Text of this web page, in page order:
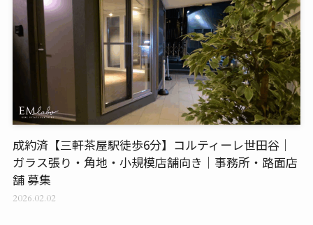
成約済【三軒茶屋駅徒歩6分】コルティーレ世田谷｜
ガラス張り・角地・小規模店舗向き｜事務所・路面店
舗 募集
2026.02.02